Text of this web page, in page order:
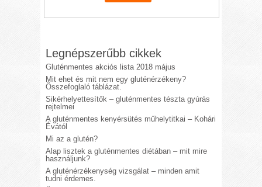
Legnépszerűbb cikkek
Gluténmentes akciós lista 2018 május
Mit ehet és mit nem egy gluténérzékeny?
Összefoglaló táblázat.
Sikérhelyettesítők – gluténmentes tészta gyúrás
rejtelmei
A gluténmentes kenyérsütés műhelytitkai – Kohári
Évától
Mi az a glutén?
Alap lisztek a gluténmentes diétában – mit mire
használjunk?
A gluténérzékenység vizsgálat – minden amit
tudni érdemes.